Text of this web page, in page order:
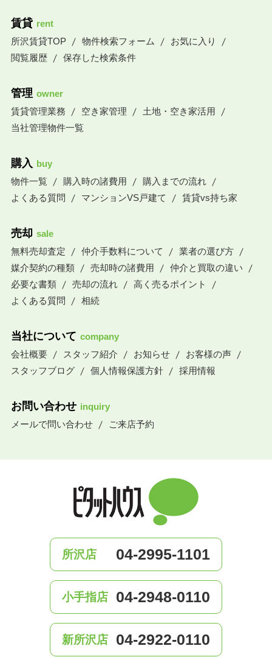
賃貸 rent
所沢賃貸TOP
物件検索フォーム
お気に入り
閲覧履歴
保存した検索条件
管理 owner
賃貸管理業務
空き家管理
土地・空き家活用
当社管理物件一覧
購入 buy
物件一覧
購入時の諸費用
購入までの流れ
よくある質問
マンションVS戸建て 賃貸vs持ち家
売却 sale
無料売却査定
仲介手数料について
業者の選び方
媒介契約の種類
売却時の諸費用
仲介と買取の違い
必要な書類
売却の流れ
高く売るポイント
よくある質問
相続
当社について company
会社概要
スタッフ紹介 お知らせ
お客様の声
スタッフブログ
個人情報保護方針 採用情報
お問い合わせ inquiry
メールで問い合わせ
ご来店予約
所沢店 04-2995-1101
小手指店 04-2948-0110
新所沢店 04-2922-0110